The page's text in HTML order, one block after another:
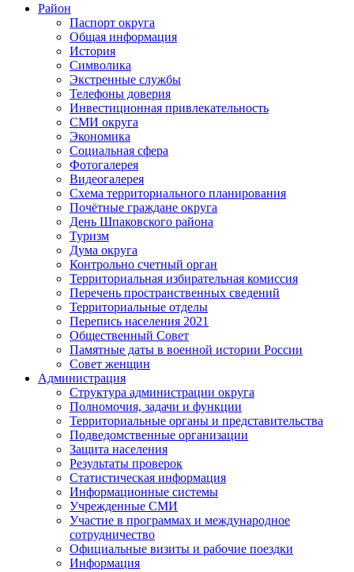
Район
Паспорт округа
Общая информация
История
Символика
Экстренные службы
Телефоны доверия
Инвестиционная привлекательность
СМИ округа
Экономика
Социальная сфера
Фотогалерея
Видеогалерея
Схема территориального планирования
Почётные граждане округа
День Шпаковского района
Туризм
Дума округа
Контрольно счетный орган
Территориальная избирательная комиссия
Перечень пространственных сведений
Территориальные отделы
Перепись населения 2021
Общественный Совет
Памятные даты в военной истории России
Совет женщин
Администрация
Структура администрации округа
Полномочия, задачи и функции
Территориальные органы и представительства
Подведомственные организации
Защита населения
Результаты проверок
Статистическая информация
Информационные системы
Учрежденные СМИ
Участие в программах и международное
сотрудничество
Официальные визиты и рабочие поездки
Информация